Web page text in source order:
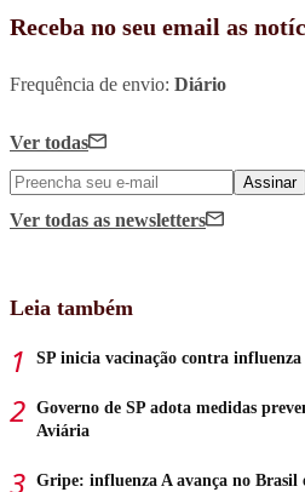
Receba no seu email as
Frequência de envio: Diário
Ver todas
Assinar
Ver todas as newsletters
Leia também
SP inicia vacinação contra
Governo de SP adota medidas
Aviária
Gripe: influenza A avança no Brasil